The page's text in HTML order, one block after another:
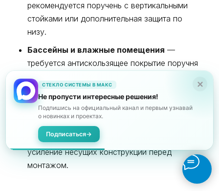
рекомендуется поручень с вертикальными
стойками или дополнительная защита по
низу.
Бассейны и влажные помещения —
требуется антискользящее покрытие поручня
и сталь AISI 316.
Зоны с высоким риском вандализма
выбирайте более толстое стекло или
комбинированные решения.
Старые постройки
усиление несущих конструкций перед
монтажом.
СТЕКЛО СИСТЕМЫ В МАКС
Не пропусти интересные решения!
Подпишись на официальный канал и первым узнавай
о новинках и проектах.
Подписаться→